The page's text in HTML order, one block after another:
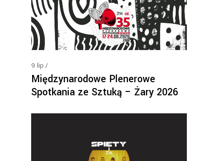
9 lip
Międzynarodowe Plenerowe
Spotkania ze Sztuką – Żary 2026